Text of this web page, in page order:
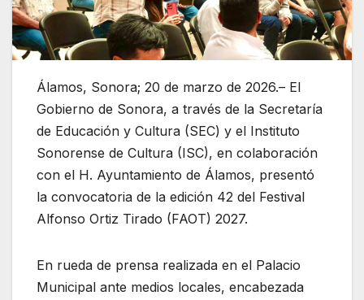
Álamos, Sonora; 20 de marzo de 2026.– El
Gobierno de Sonora, a través de la Secretaría
de Educación y Cultura (SEC) y el Instituto
Sonorense de Cultura (ISC), en colaboración
con el H. Ayuntamiento de Álamos, presentó
la convocatoria de la edición 42 del Festival
Alfonso Ortiz Tirado (FAOT) 2027.
En rueda de prensa realizada en el Palacio
Municipal ante medios locales, encabezada